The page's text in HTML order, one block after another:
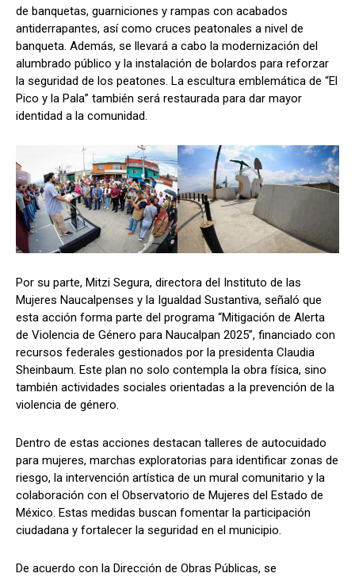
de banquetas, guarniciones y rampas con acabados
antiderrapantes, así como cruces peatonales a nivel de
banqueta. Además, se llevará a cabo la modernización del
alumbrado público y la instalación de bolardos para reforzar
la seguridad de los peatones. La escultura emblemática de “El
Pico y la Pala” también será restaurada para dar mayor
identidad a la comunidad.
Por su parte, Mitzi Segura, directora del Instituto de las
Mujeres Naucalpenses y la Igualdad Sustantiva, señaló que
esta acción forma parte del programa “Mitigación de Alerta
de Violencia de Género para Naucalpan 2025”, financiado con
recursos federales gestionados por la presidenta Claudia
Sheinbaum. Este plan no solo contempla la obra física, sino
también actividades sociales orientadas a la prevención de la
violencia de género.
Dentro de estas acciones destacan talleres de autocuidado
para mujeres, marchas exploratorias para identificar zonas de
riesgo, la intervención artística de un mural comunitario y la
colaboración con el Observatorio de Mujeres del Estado de
México. Estas medidas buscan fomentar la participación
ciudadana y fortalecer la seguridad en el municipio.
De acuerdo con la Dirección de Obras Públicas, se